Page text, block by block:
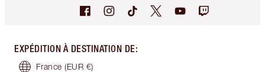
EXPÉDITION À DESTINATION DE:
France (EUR €)